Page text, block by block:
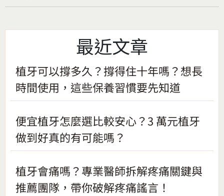
最近文章
植牙可以撐多久？撐得住十年嗎？想長
時間使用，這些保養習慣要先知道
便宜植牙怎麼選比較安心？3 萬元植牙
做到好真的有可能嗎？
植牙會痛嗎？專業醫師拆解疼痛關鍵與
推薦團隊，帶你破解疼痛謠言！